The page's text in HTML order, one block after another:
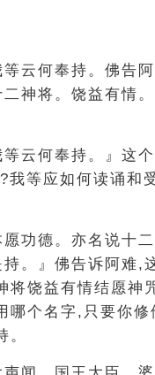
云何奉持。佛告
神将。饶益有情
云何奉持。』这
等应如何读诵和
功德。亦名说十
。』佛告诉阿难,
将饶益有情结愿神
哪个名字,只要你修